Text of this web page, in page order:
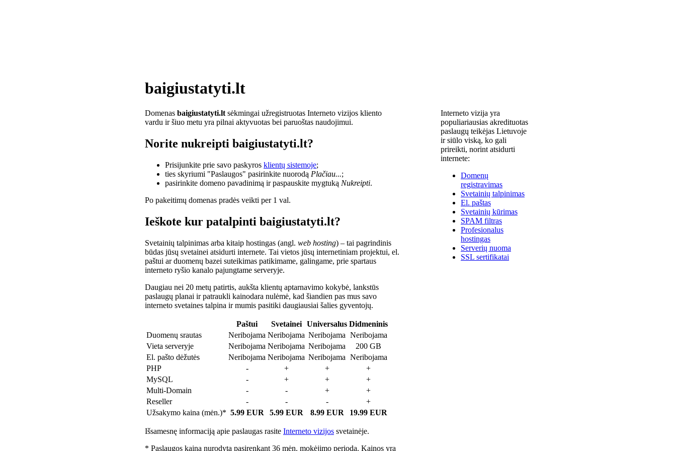
baigiustatyti.lt
Domenas baigiustatyti.lt sėkmingai užregistruotas Interneto vizijos kliento
vardu ir šiuo metu yra pilnai aktyvuotas bei paruoštas naudojimui.
Norite nukreipti baigiustatyti.lt?
Prisijunkite prie savo paskyros klientų sistemoje;
ties skyriumi "Paslaugos" pasirinkite nuorodą Plačiau...;
pasirinkite domeno pavadinimą ir paspauskite mygtuką Nukreipti.
Po pakeitimų domenas pradės veikti per 1 val.
Ieškote kur patalpinti baigiustatyti.lt?
Svetainių talpinimas arba kitaip hostingas (angl. web hosting) – tai pagrindinis
būdas jūsų svetainei atsidurti internete. Tai vietos jūsų internetiniam projektui, el.
paštui ar duomenų bazei suteikimas patikimame, galingame, prie spartaus
interneto ryšio kanalo pajungtame serveryje.
Daugiau nei 20 metų patirtis, aukšta klientų aptarnavimo kokybė, lankstūs
paslaugų planai ir patraukli kainodara nulėmė, kad šiandien pas mus savo
interneto svetaines talpina ir mumis pasitiki daugiausiai šalies gyventojų.
Paštui Svetainei Universalus Didmeninis
Duomenų srautas
Neribojama Neribojama Neribojama Neribojama
Vieta serveryje
Neribojama Neribojama Neribojama
200 GB
El. pašto dėžutės
Neribojama Neribojama Neribojama Neribojama
PHP
- + +
+
MySQL
- + +
+
Multi-Domain
- - +
+
Reseller
- - -
+
Užsakymo kaina (mėn.)* 5.99 EUR 5.99 EUR 8.99 EUR 19.99 EUR
Išsamesnę informaciją apie paslaugas rasite Interneto vizijos svetainėje.
* Paslaugos kaina nurodyta pasirenkant 36 mėn. mokėjimo periodą. Kainos yra
Interneto vizija yra
populiariausias akredituotas
paslaugų teikėjas Lietuvoje
ir siūlo viską, ko gali
prireikti, norint atsidurti
internete:
Domenų
registravimas
Svetainių talpinimas
El. paštas
Svetainių kūrimas
SPAM filtras
Profesionalus
hostingas
Serverių nuoma
SSL sertifikatai